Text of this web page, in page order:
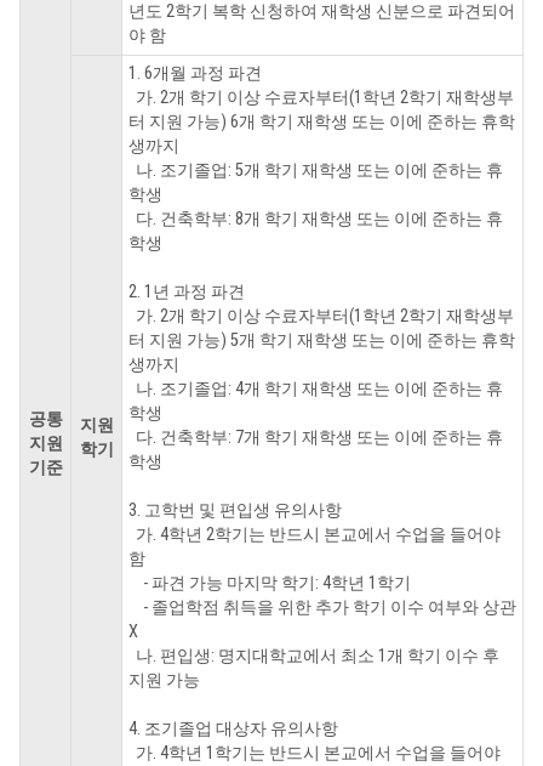
공통
지원
기준
년도 2학기 복학 신청하여 재학생 신분으로 파견되어
야 함
지원
학기
1. 6개월 과정 파견
가. 2개 학기 이상 수료자부터(1학년 2학기 재학생부
터 지원 가능) 6개 학기 재학생 또는 이에 준하는 휴학
생까지
나. 조기졸업: 5개 학기 재학생 또는 이에 준하는 휴
학생
다. 건축학부: 8개 학기 재학생 또는 이에 준하는 휴
학생
2. 1년 과정 파견
가. 2개 학기 이상 수료자부터(1학년 2학기 재학생부
터 지원 가능) 5개 학기 재학생 또는 이에 준하는 휴학
생까지
나. 조기졸업: 4개 학기 재학생 또는 이에 준하는 휴
학생
다. 건축학부: 7개 학기 재학생 또는 이에 준하는 휴
학생
3. 고학번 및 편입생 유의사항
가. 4학년 2학기는 반드시 본교에서 수업을 들어야
함
- 파견 가능 마지막 학기: 4학년 1학기
- 졸업학점 취득을 위한 추가 학기 이수 여부와 상관
X
나. 편입생: 명지대학교에서 최소 1개 학기 이수 후
지원 가능
4. 조기졸업 대상자 유의사항
가. 4학년 1학기는 반드시 본교에서 수업을 들어야